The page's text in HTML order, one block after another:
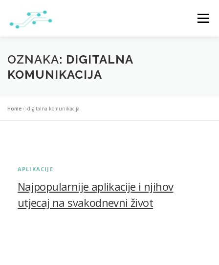
sadržaj
Izbornik
NASLOVNA USLUGE O NAMA
OZNAKA: DIGITALNA
KOMUNIKACIJA
Home »digitalna komunikacija
APLIKACIJE
Najpopularnije aplikacije i njihov
utjecaj na svakodnevni život